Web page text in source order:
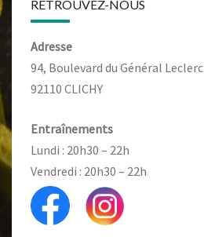
RETROUVEZ-NOUS
Adresse
94, Boulevard du Général Leclerc
92110 CLICHY
Entraînements
Lundi : 20h30 – 22h
Vendredi : 20h30 – 22h